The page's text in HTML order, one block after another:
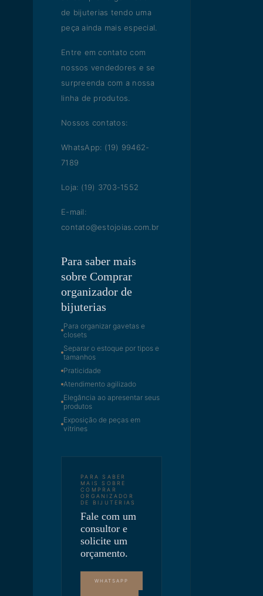
de bijuterias tendo uma
peça ainda mais especial.
Entre em contato com
nossos vendedores e se
surpreenda com a nossa
linha de produtos.
Nossos contatos:
WhatsApp: (19) 99462-
7189
Loja: (19) 3703-1552
E-mail:
contato@estojoias.com.br
Para saber mais
sobre Comprar
organizador de
bijuterias
Para organizar gavetas e
closets
Separar o estoque por tipos e
tamanhos
Praticidade
Atendimento agilizado
Elegância ao apresentar seus
produtos
Exposição de peças em
vitrines
PARA SABER
MAIS SOBRE
COMPRAR
ORGANIZADOR
DE BIJUTERIAS
Fale com um
consultor e
solicite um
orçamento.
WHATSAPP